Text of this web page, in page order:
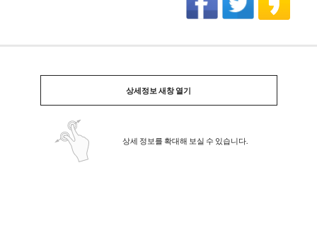
상세정보 새창 열기
상세 정보를 확대해 보실 수 있습니다.